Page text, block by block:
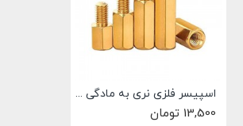
اسپیسر فلزی نری به مادگی طول 20 میلیمتری رزوه M3
13,500 تومان